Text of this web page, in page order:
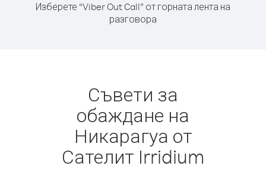
Изберете “Viber Out Call” от горната лента на
разговора
Съвети за
обаждане на
Никарагуа от
Сателит Irridium